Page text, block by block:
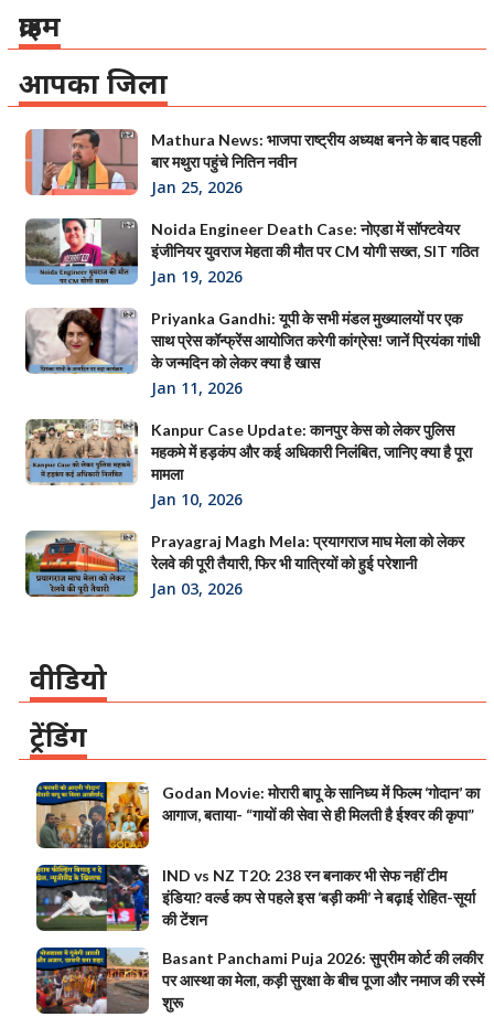
क्राइम
आपका जिला
Mathura News: भाजपा राष्ट्रीय अध्यक्ष बनने के बाद पहली
बार मथुरा पहुंचे नितिन नवीन
Jan 25, 2026
Noida Engineer Death Case: नोएडा में सॉफ्टवेयर
इंजीनियर युवराज मेहता की मौत पर CM योगी सख्त, SIT गठित
Jan 19, 2026
Priyanka Gandhi: यूपी के सभी मंडल मुख्यालयों पर एक
साथ प्रेस कॉन्फ्रेंस आयोजित करेगी कांग्रेस! जानें प्रियंका गांधी
के जन्मदिन को लेकर क्या है खास
Jan 11, 2026
Kanpur Case Update: कानपुर केस को लेकर पुलिस
महकमे में हड़कंप और कई अधिकारी निलंबित, जानिए क्या है पूरा
मामला
Jan 10, 2026
Prayagraj Magh Mela: प्रयागराज माघ मेला को लेकर
रेलवे की पूरी तैयारी, फिर भी यात्रियों को हुई परेशानी
Jan 03, 2026
वीडियो
ट्रेंडिंग
Godan Movie: मोरारी बापू के सानिध्य में फिल्म ‘गोदान’ का
आगाज, बताया- “गायों की सेवा से ही मिलती है ईश्वर की कृपा”
IND vs NZ T20: 238 रन बनाकर भी सेफ नहीं टीम
इंडिया? वर्ल्ड कप से पहले इस ‘बड़ी कमी’ ने बढ़ाई रोहित-सूर्या
की टेंशन
Basant Panchami Puja 2026: सुप्रीम कोर्ट की लकीर
पर आस्था का मेला, कड़ी सुरक्षा के बीच पूजा और नमाज की रस्में
शुरू